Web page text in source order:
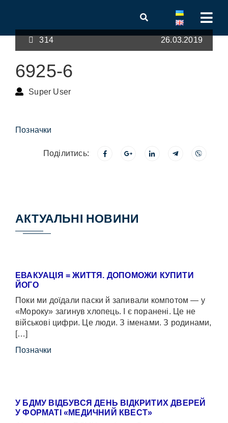
314 26.03.2019
6925-6
Super User
Позначки
Поділитись:
АКТУАЛЬНІ НОВИНИ
ЕВАКУАЦІЯ = ЖИТТЯ. ДОПОМОЖИ КУПИТИ
ЙОГО
Поки ми доїдали паски й запивали компотом — у
«Мороку» загинув хлопець. І є поранені. Це не
військові цифри. Це люди. З іменами. З родинами,
[…]
Позначки
У БДМУ ВІДБУВСЯ ДЕНЬ ВІДКРИТИХ ДВЕРЕЙ
У ФОРМАТІ «МЕДИЧНИЙ КВЕСТ»